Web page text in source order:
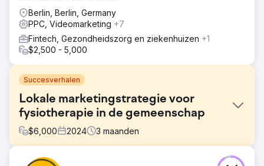
Berlin, Berlin, Germany
PPC, Videomarketing +7
Fintech, Gezondheidszorg en ziekenhuizen +1
$2,500 - 5,000
Succesverhalen
Lokale marketingstrategie voor
fysiotherapie in de gemeenschap
$6,000 2024 3 maanden
Uitdaging